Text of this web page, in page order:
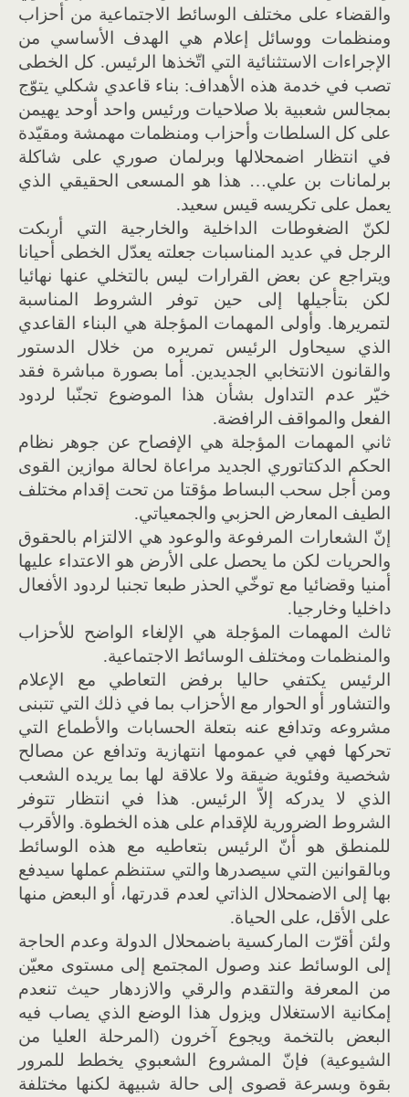
والقضاء على مختلف الوسائط الاجتماعية من أحزاب
ومنظمات ووسائل إعلام هي الهدف الأساسي من
الإجراءات الاستثنائية التي اتّخذها الرئيس. كل الخطى
تصب في خدمة هذه الأهداف: بناء قاعدي شكلي يتوّج
بمجالس شعبية بلا صلاحيات ورئيس واحد أوحد يهيمن
على كل السلطات وأحزاب ومنظمات مهمشة ومقيّدة
في انتظار اضمحلالها وبرلمان صوري على شاكلة
برلمانات بن علي… هذا هو المسعى الحقيقي الذي
يعمل على تكريسه قيس سعيد.
لكنّ الضغوطات الداخلية والخارجية التي أربكت
الرجل في عديد المناسبات جعلته يعدّل الخطى أحيانا
ويتراجع عن بعض القرارات ليس بالتخلي عنها نهائيا
لكن بتأجيلها إلى حين توفر الشروط المناسبة
لتمريرها. وأولى المهمات المؤجلة هي البناء القاعدي
الذي سيحاول الرئيس تمريره من خلال الدستور
والقانون الانتخابي الجديدين. أما بصورة مباشرة فقد
خيّر عدم التداول بشأن هذا الموضوع تجنّبا لردود
الفعل والمواقف الرافضة.
ثاني المهمات المؤجلة هي الإفصاح عن جوهر نظام
الحكم الدكتاتوري الجديد مراعاة لحالة موازين القوى
ومن أجل سحب البساط مؤقتا من تحت إقدام مختلف
الطيف المعارض الحزبي والجمعياتي.
إنّ الشعارات المرفوعة والوعود هي الالتزام بالحقوق
والحريات لكن ما يحصل على الأرض هو الاعتداء عليها
أمنيا وقضائيا مع توخّي الحذر طبعا تجنبا لردود الأفعال
داخليا وخارجيا.
ثالث المهمات المؤجلة هي الإلغاء الواضح للأحزاب
والمنظمات ومختلف الوسائط الاجتماعية.
الرئيس يكتفي حاليا برفض التعاطي مع الإعلام
والتشاور أو الحوار مع الأحزاب بما في ذلك التي تتبنى
مشروعه وتدافع عنه بتعلة الحسابات والأطماع التي
تحركها فهي في عمومها انتهازية وتدافع عن مصالح
شخصية وفئوية ضيقة ولا علاقة لها بما يريده الشعب
الذي لا يدركه إلاّ الرئيس. هذا في انتظار تتوفر
الشروط الضرورية للإقدام على هذه الخطوة. والأقرب
للمنطق هو أنّ الرئيس بتعاطيه مع هذه الوسائط
وبالقوانين التي سيصدرها والتي ستنظم عملها سيدفع
بها إلى الاضمحلال الذاتي لعدم قدرتها، أو البعض منها
على الأقل، على الحياة.
ولئن أقرّت الماركسية باضمحلال الدولة وعدم الحاجة
إلى الوسائط عند وصول المجتمع إلى مستوى معيّن
من المعرفة والتقدم والرقي والازدهار حيث تنعدم
إمكانية الاستغلال ويزول هذا الوضع الذي يصاب فيه
البعض بالتخمة ويجوع آخرون (المرحلة العليا من
الشيوعية) فإنّ المشروع الشعبوي يخطط للمرور
بقوة وبسرعة قصوى إلى حالة شبيهة لكنها مختلفة